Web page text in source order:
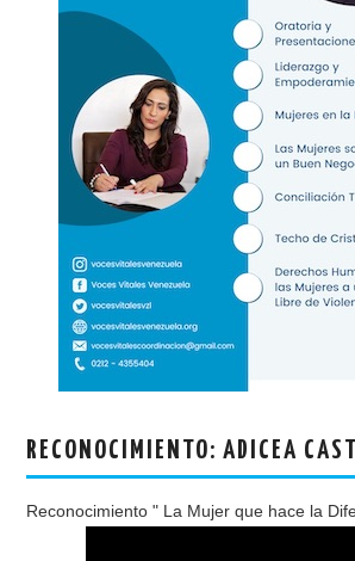
RECONOCIMIENTO: ADICEA
Reconocimiento " La Mujer que hace la